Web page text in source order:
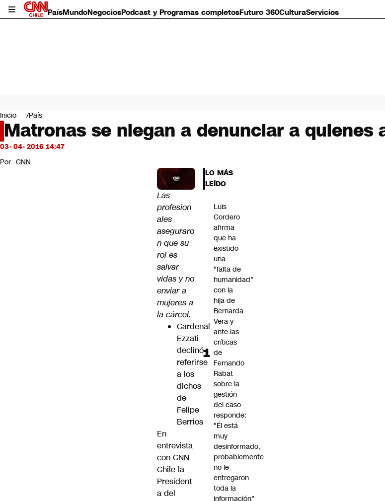
PaísMundoNegociosPodcast y Programas completosFuturo 360CulturaServicios
Mundo
Negocios
Deportes
Programas completos
Servicios
Inicio País
Matronas se niegan a denunciar a quienes
03- 04- 2016 14:47
Por CNN
Las
profesion
ales
aseguraro
n que su
rol es
salvar
vidas y no
enviar a
mujeres a
la cárcel.
Cardenal
Ezzati
declinó
referirse
a los
dichos
de
Felipe
Berrios
En
entrevista
con CNN
Chile la
President
a del
LO MÁS
LEÍDO
Luis
Cordero
afirma
que ha
existido
una
"falta de
humanidad"
con la
hija de
Bernarda
Vera y
ante las
críticas
de
Fernando
Rabat
sobre la
gestión
del caso
responde:
"Él está
muy
desinformado,
probablemente
no le
entregaron
toda la
información"